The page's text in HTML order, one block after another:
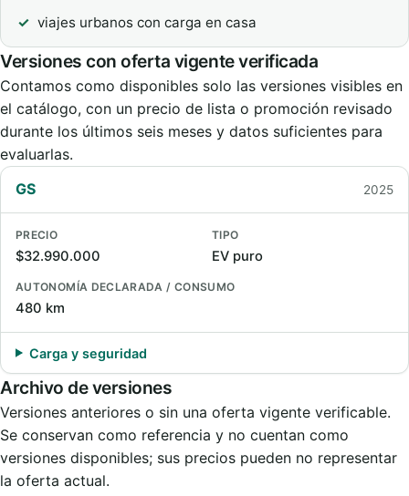
viajes urbanos con carga en casa
Versiones con oferta vigente verificada
Contamos como disponibles solo las versiones visibles en
el catálogo, con un precio de lista o promoción revisado
durante los últimos seis meses y datos suficientes para
evaluarlas.
GS
2025
PRECIO
$32.990.000
TIPO
EV puro
AUTONOMÍA DECLARADA / CONSUMO
480 km
Carga y seguridad
Archivo de versiones
Versiones anteriores o sin una oferta vigente verificable.
Se conservan como referencia y no cuentan como
versiones disponibles; sus precios pueden no representar
la oferta actual.